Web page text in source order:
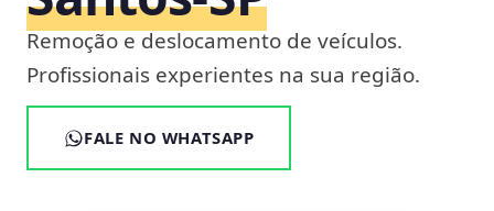
Remoção e deslocamento de veículos.
Profissionais experientes na sua região.
FALE NO WHATSAPP